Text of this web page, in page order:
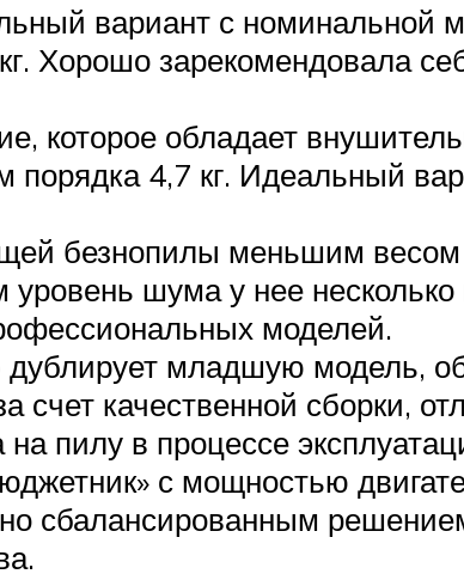
вариант с номинальной
Хорошо зарекомендовала
которое обладает
4,7 кг. Идеальный
безнопилы меньшим весом
шума у нее
моделей.
дублирует младшую модель,
качественной сборки,
пилу в процессе
с мощностью
сбалансированным